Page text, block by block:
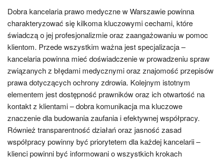
Dobra kancelaria prawo medyczne w Warszawie powinna
charakteryzować się kilkoma kluczowymi cechami, które
świadczą o jej profesjonalizmie oraz zaangażowaniu w pomoc
klientom. Przede wszystkim ważna jest specjalizacja –
kancelaria powinna mieć doświadczenie w prowadzeniu spraw
związanych z błędami medycznymi oraz znajomość przepisów
prawa dotyczących ochrony zdrowia. Kolejnym istotnym
elementem jest dostępność prawników oraz ich otwartość na
kontakt z klientami – dobra komunikacja ma kluczowe
znaczenie dla budowania zaufania i efektywnej współpracy.
Również transparentność działań oraz jasność zasad
współpracy powinny być priorytetem dla każdej kancelarii –
klienci powinni być informowani o wszystkich krokach